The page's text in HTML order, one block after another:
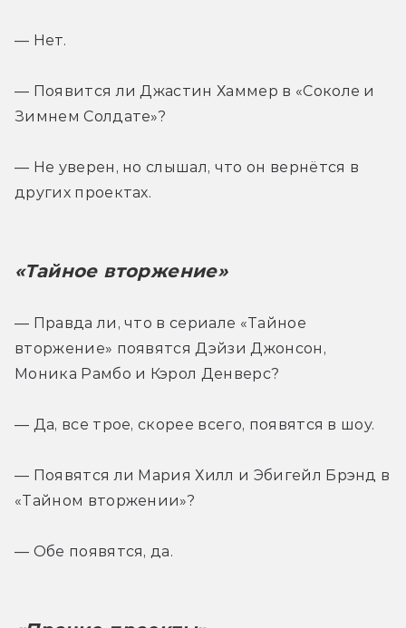
— Нет.
— Появится ли Джастин Хаммер в «Соколе и
Зимнем Солдате»?
— Не уверен, но слышал, что он вернётся в
других проектах.
«Тайное вторжение»
— Правда ли, что в сериале «Тайное
вторжение» появятся Дэйзи Джонсон,
Моника Рамбо и Кэрол Денверс?
— Да, все трое, скорее всего, появятся в шоу.
— Появятся ли Мария Хилл и Эбигейл Брэнд в
«Тайном вторжении»?
— Обе появятся, да.